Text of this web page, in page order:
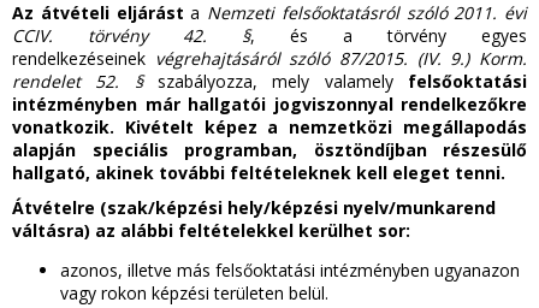
Az átvételi eljárásta Nemzeti felsőoktatásról szóló 2011. évi
CCIV. törvény 42. §, és a törvény egyes
rendelkezéseinek végrehajtásáról szóló 87/2015. (IV. 9.) Korm.
rendelet 52. §szabályozza, mely valamelyfelsőoktatási
intézményben már hallgatói jogviszonnyal rendelkezőkre
vonatkozik. Kivételt képez a nemzetközi megállapodás
alapján speciális programban, ösztöndíjban részesülő
hallgató, akinek további feltételeknek kell eleget tenni.
Átvételre (szak/képzési hely/képzési nyelv/munkarend
váltásra) az alábbi feltételekkel kerülhet sor:
azonos, illetve más felsőoktatási intézményben ugyanazon
vagy rokon képzési területen belül.